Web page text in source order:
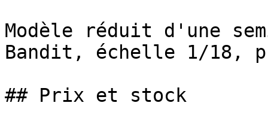
Modèle réduit d'une
Bandit, échelle 1/18,
## Prix et stock